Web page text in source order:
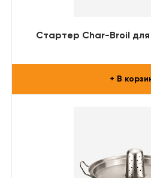
Стартер Char-Broil для
+ В